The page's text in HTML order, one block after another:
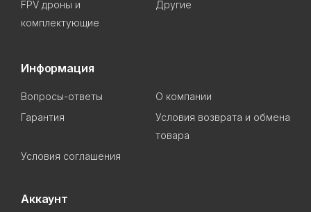
FPV дроны и
комплектующие
Другие
Информация
Вопросы-ответы
О компании
Гарантия
Условия возврата и обмена
товара
Условия соглашения
Аккаунт